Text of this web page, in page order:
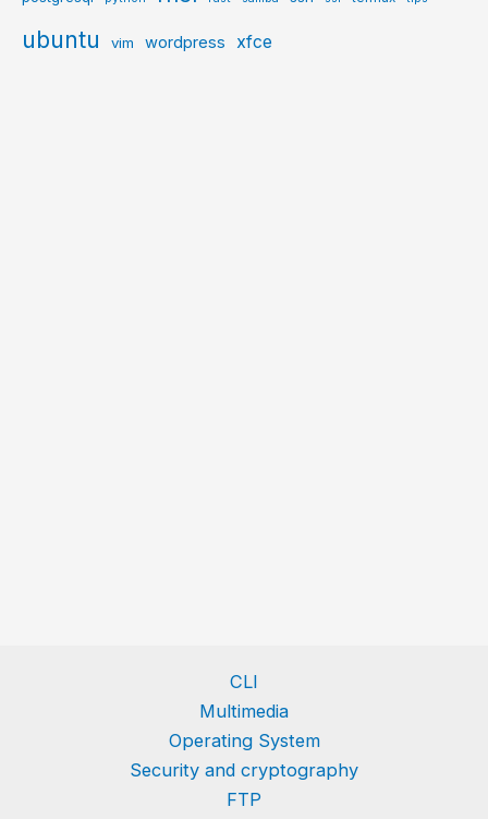
ubuntu vim wordpress xfce
CLI
Multimedia
Operating System
Security and cryptography
FTP